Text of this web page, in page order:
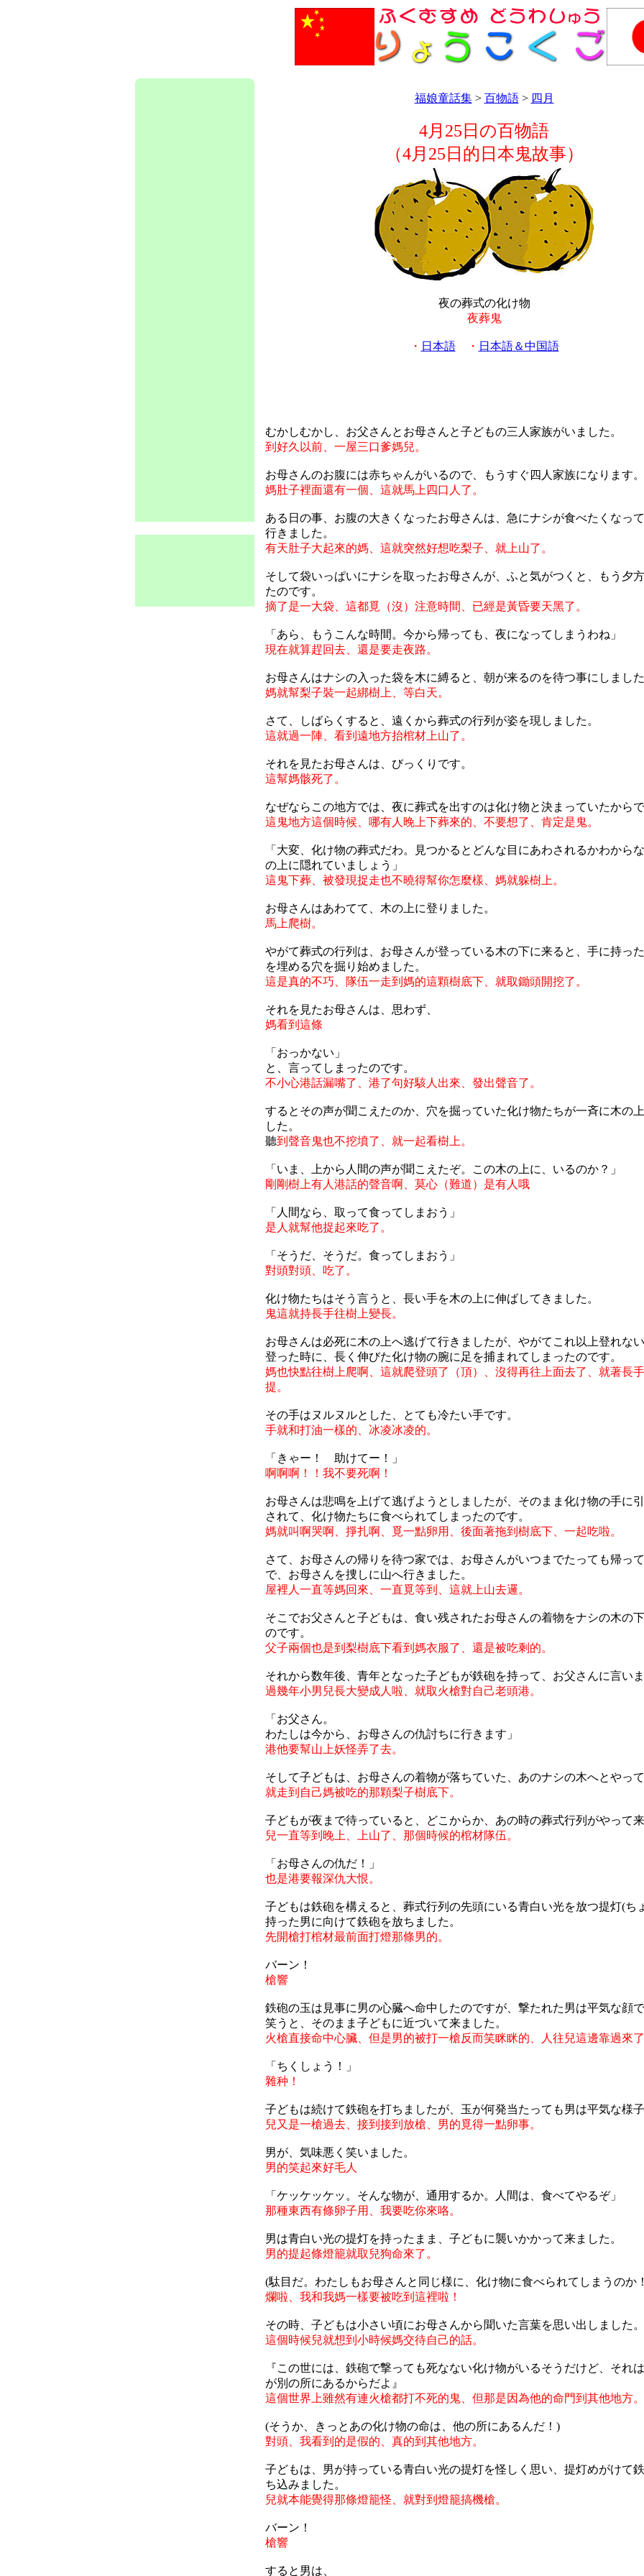
福娘童話集> 百物語> 四月
4月25日の百物語
（4月25日的日本鬼故事）
夜の葬式の化け物
夜葬鬼
・ 日本語・ 日本語＆中国語
むかしむかし、お父さんとお母さんと子どもの三人家族がいました。
到好久以前、一屋三口爹媽兒。
お母さんのお腹には赤ちゃんがいるので、もうすぐ四人家族になります。
媽肚子裡面還有一個、這就馬上四口人了。
ある日の事、お腹の大きくなったお母さんは、急にナシが食べたくなっ
行きました。
有天肚子大起來的媽、這就突然好想吃梨子、就上山了。
そして袋いっぱいにナシを取ったお母さんが、ふと気がつくと、もう夕
たのです。
摘了是一大袋、這都覓（沒）注意時間、已經是黃昏要天黑了。
「あら、もうこんな時間。今から帰っても、夜になってしまうわね」
現在就算趕回去、還是要走夜路。
お母さんはナシの入った袋を木に縛ると、朝が来るのを待つ事にしました
媽就幫梨子裝一起綁樹上、等白天。
さて、しばらくすると、遠くから葬式の行列が姿を現しました。
這就過一陣、看到遠地方抬棺材上山了。
それを見たお母さんは、びっくりです。
這幫媽骸死了。
なぜならこの地方では、夜に葬式を出すのは化け物と決まっていたからで
這鬼地方這個時候、哪有人晚上下葬來的、不要想了、肯定是鬼。
「大変、化け物の葬式だわ。見つかるとどんな目にあわされるかわから
の上に隠れていましょう」
這鬼下葬、被發現捉走也不曉得幫你怎麼樣、媽就躲樹上。
お母さんはあわてて、木の上に登りました。
馬上爬樹。
やがて葬式の行列は、お母さんが登っている木の下に来ると、手に持っ
を埋める穴を掘り始めました。
這是真的不巧、隊伍一走到媽的這顆樹底下、就取鋤頭開挖了。
それを見たお母さんは、思わず、
媽看到這條
「おっかない」
と、言ってしまったのです。
不小心港話漏嘴了、港了句好駭人出來、發出聲音了。
するとその声が聞こえたのか、穴を掘っていた化け物たちが一斉に木の
した。
聽到聲音鬼也不挖墳了、就一起看樹上。
「いま、上から人間の声が聞こえたぞ。この木の上に、いるのか？」
剛剛樹上有人港話的聲音啊、莫心（難道）是有人哦
「人間なら、取って食ってしまおう」
是人就幫他捉起來吃了。
「そうだ、そうだ。食ってしまおう」
對頭對頭、吃了。
化け物たちはそう言うと、長い手を木の上に伸ばしてきました。
鬼這就持長手往樹上變長。
お母さんは必死に木の上へ逃げて行きましたが、やがてこれ以上登れな
登った時に、長く伸びた化け物の腕に足を捕まれてしまったのです。
媽也快點往樹上爬啊、這就爬登頭了（頂）、沒得再往上面去了、就著長
提。
その手はヌルヌルとした、とても冷たい手です。
手就和打油一樣的、冰凌冰凌的。
「きゃー！ 助けてー！」
啊啊啊！！我不要死啊！
お母さんは悲鳴を上げて逃げようとしましたが、そのまま化け物の手に
されて、化け物たちに食べられてしまったのです。
媽就叫啊哭啊、掙扎啊、覓一點卵用、後面著拖到樹底下、一起吃啦。
さて、お母さんの帰りを待つ家では、お母さんがいつまでたっても帰っ
で、お母さんを捜しに山へ行きました。
屋裡人一直等媽回來、一直覓等到、這就上山去邏。
そこでお父さんと子どもは、食い残されたお母さんの着物をナシの木の
のです。
父子兩個也是到梨樹底下看到媽衣服了、還是被吃剩的。
それから数年後、青年となった子どもが鉄砲を持って、お父さんに言いま
過幾年小男兒長大變成人啦、就取火槍對自己老頭港。
「お父さん。
わたしは今から、お母さんの仇討ちに行きます」
港他要幫山上妖怪弄了去。
そして子どもは、お母さんの着物が落ちていた、あのナシの木へとやって
就走到自己媽被吃的那顆梨子樹底下。
子どもが夜まで待っていると、どこからか、あの時の葬式行列がやって来
兒一直等到晚上、上山了、那個時候的棺材隊伍。
「お母さんの仇だ！」
也是港要報深仇大恨。
子どもは鉄砲を構えると、葬式行列の先頭にいる青白い光を放つ提灯(ち
持った男に向けて鉄砲を放ちました。
先開槍打棺材最前面打燈那條男的。
バーン！
槍響
鉄砲の玉は見事に男の心臓へ命中したのですが、撃たれた男は平気な顔
笑うと、そのまま子どもに近づいて来ました。
火槍直接命中心臟、但是男的被打一槍反而笑眯眯的、人往兒這邊靠過來了
「ちくしょう！」
雜种！
子どもは続けて鉄砲を打ちましたが、玉が何発当たっても男は平気な様子
兒又是一槍過去、接到接到放槍、男的覓得一點卵事。
男が、気味悪く笑いました。
男的笑起來好毛人
「ケッケッケッ。そんな物が、通用するか。人間は、食べてやるぞ」
那種東西有條卵子用、我要吃你來咯。
男は青白い光の提灯を持ったまま、子どもに襲いかかって来ました。
男的提起條燈籠就取兒狗命來了。
(駄目だ。わたしもお母さんと同じ様に、化け物に食べられてしまうのか
爛啦、我和我媽一樣要被吃到這裡啦！
その時、子どもは小さい頃にお母さんから聞いた言葉を思い出しました。
這個時候兒就想到小時候媽交待自己的話。
『この世には、鉄砲で撃っても死なない化け物がいるそうだけど、それ
が別の所にあるからだよ』
這個世界上雖然有連火槍都打不死的鬼、但那是因為他的命門到其他地方。
(そうか、きっとあの化け物の命は、他の所にあるんだ！)
對頭、我看到的是假的、真的到其他地方。
子どもは、男が持っている青白い光の提灯を怪しく思い、提灯めがけて
ち込みました。
兒就本能覺得那條燈籠怪、就對到燈籠搞機槍。
バーン！
槍響
すると男は、